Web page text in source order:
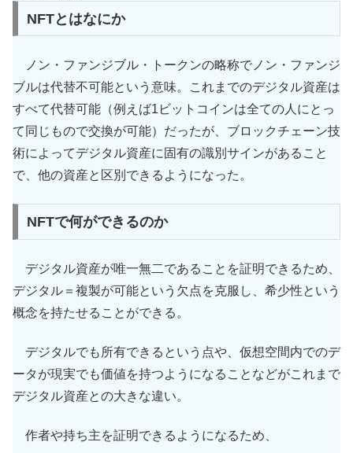
NFTとはなにか
ノン・ファンジブル・トークンの略称でノン・ファンジ
ブルは代替不可能という意味。これまでのデジタル資産は
すべて代替可能（例えば1ビットコインは全ての人にとっ
て同じもので交換が可能）だったが、ブロックチェーン技
術によってデジタル資産に固有の識別サインがあること
で、他の資産と区別できるようになった。
NFTで何ができるのか
デジタル資産が唯一無二であることを証明できるため、
デジタル＝複製が可能という欠点を克服し、希少性という
概念を持たせることができる。
デジタルでも所有できるという点や、仮想空間内でのデ
ータが現実でも価値を持つようになることなどがこれまで
デジタル資産との大きな違い。
作者や持ち主を証明できるようになるため、